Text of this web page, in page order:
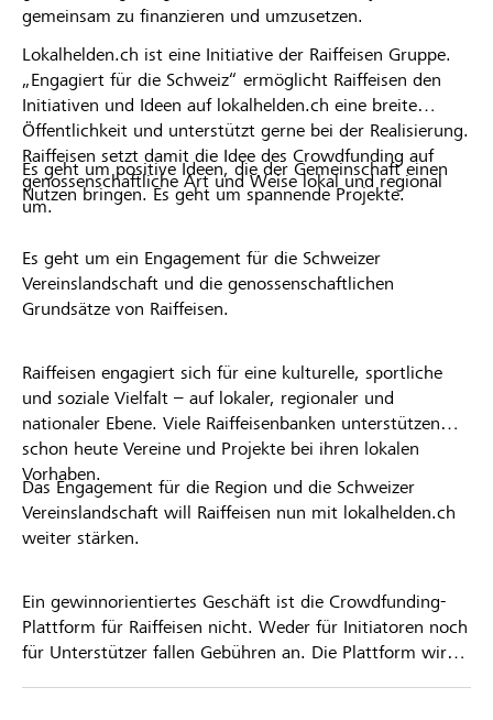
gemeinsam zu finanzieren und umzusetzen.
Lokalhelden.ch ist eine Initiative der Raiffeisen Gruppe.
„Engagiert für die Schweiz“ ermöglicht Raiffeisen den
Initiativen und Ideen auf lokalhelden.ch eine breite
Öffentlichkeit und unterstützt gerne bei der Realisierung.
Raiffeisen setzt damit die Idee des Crowdfunding auf
genossenschaftliche Art und Weise lokal und regional
um.
Es geht um positive Ideen, die der Gemeinschaft einen
Nutzen bringen. Es geht um spannende Projekte.
Es geht um ein Engagement für die Schweizer
Vereinslandschaft und die genossenschaftlichen
Grundsätze von Raiffeisen.
Raiffeisen engagiert sich für eine kulturelle, sportliche
und soziale Vielfalt – auf lokaler, regionaler und
nationaler Ebene. Viele Raiffeisenbanken unterstützen
schon heute Vereine und Projekte bei ihren lokalen
Vorhaben.
Das Engagement für die Region und die Schweizer
Vereinslandschaft will Raiffeisen nun mit lokalhelden.ch
weiter stärken.
Ein gewinnorientiertes Geschäft ist die Crowdfunding-
Plattform für Raiffeisen nicht. Weder für Initiatoren noch
für Unterstützer fallen Gebühren an. Die Plattform wird